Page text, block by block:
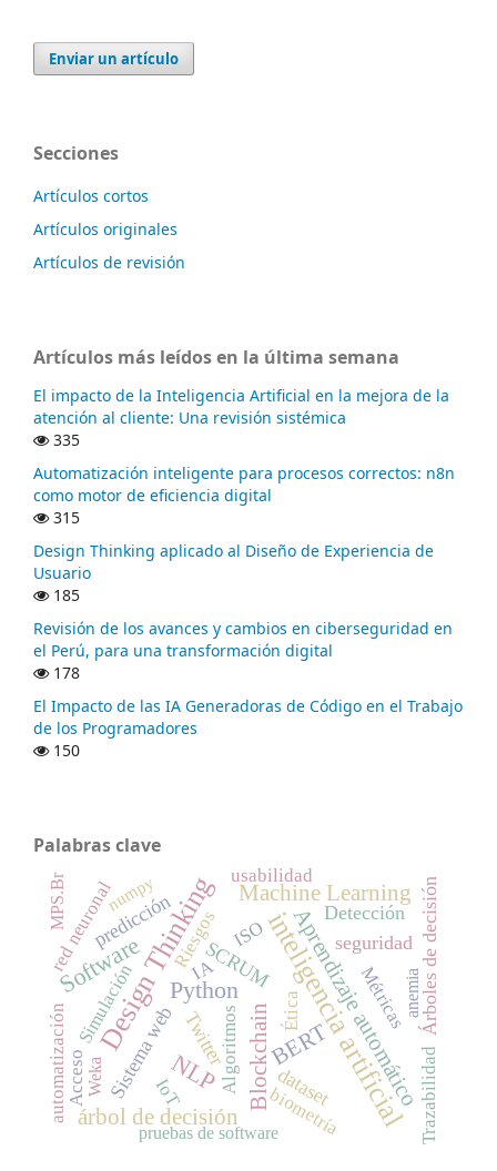
Enviar un artículo
Secciones
Artículos cortos
Artículos originales
Artículos de revisión
Artículos más leídos en la última semana
El impacto de la Inteligencia Artificial en la mejora de la
atención al cliente: Una revisión sistémica
335
Automatización inteligente para procesos correctos: n8n
como motor de eficiencia digital
315
Design Thinking aplicado al Diseño de Experiencia de
Usuario
185
Revisión de los avances y cambios en ciberseguridad en
el Perú, para una transformación digital
178
El Impacto de las IA Generadoras de Código en el Trabajo
de los Programadores
150
Palabras clave
Design Thinking inteligencia artificial
Python
Software
NLP
Machine Learning
BERT
Aprendizaje automático
Blockchain
árbol de decisión
Sistema web
SCRUM seguridad
Twitter
predicción Detección Árboles de decisión
dataset
ISO
Simulación
automatización
Riesgos
Métricas
Algoritmos
red neuronal
Ética
IA
Trazabilidad
usabilidad
biometría
Acceso IoT
MPS.Br numpy
anemia
pruebas de software
Weka